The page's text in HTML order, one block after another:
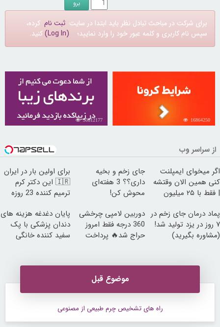
برای شرکت در مباحث تبادل نظر باید ابتدا در سایت ثبت نام کرده،
سپس نام کاربری و کلمه عبور خود را وارد نمایید؛ (Log In) کنید.
16864250
30812177
از سراسر وب
اگر میخوای ایمپلنت
کنی همین الان وقتشه
| فقط با ۲۵ میلیون
جای زخم و بخیه
داری؟؟ 3 هفته‌ای
محوش کن!
برای اولین بار در ایران
🇮🇷 این دکتر کرم
ترمیم کننده 23 روزه
پماد درمان جای زخم در
۷ روز در یزد تولید شد!
(مشاوره بگیرید)
دوربین لامپی چرخشی
360 درجه فقط امروز
حراج شد🔥 پرداخت
پایان دغدغه هزینه های
دندان پزشکی با پک
سفید کننده خانگی
موضوع قبل
راه های تشخیص چرم طبیعی از مصنوعی